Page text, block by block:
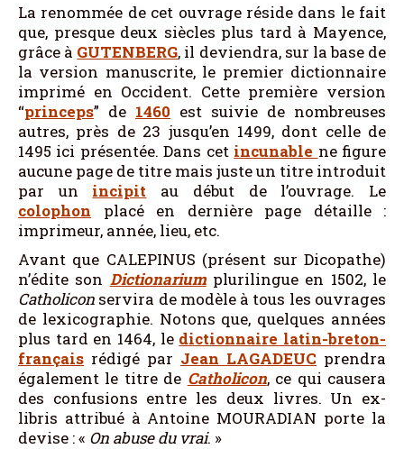
La renommée de cet ouvrage réside dans le fait
que, presque deux siècles plus tard à Mayence,
grâce à GUTENBERG, il deviendra, sur la base de
la version manuscrite, le premier dictionnaire
imprimé en Occident. Cette première version
“princeps” de 1460 est suivie de nombreuses
autres, près de 23 jusqu’en 1499, dont celle de
1495 ici présentée. Dans cet incunable ne figure
aucune page de titre mais juste un titre introduit
par un incipit au début de l’ouvrage. Le
colophon placé en dernière page détaille :
imprimeur, année, lieu, etc.
Avant que CALEPINUS (présent sur Dicopathe)
n’édite son Dictionariumplurilingue en 1502, le
Catholicon servira de modèle à tous les ouvrages
de lexicographie. Notons que, quelques années
plus tard en 1464, le dictionnaire latin-breton-
français rédigé par Jean LAGADEUC prendra
également le titre de Catholicon, ce qui causera
des confusions entre les deux livres. Un ex-
libris attribué à Antoine MOURADIAN porte la
devise : « On abuse du vrai. »